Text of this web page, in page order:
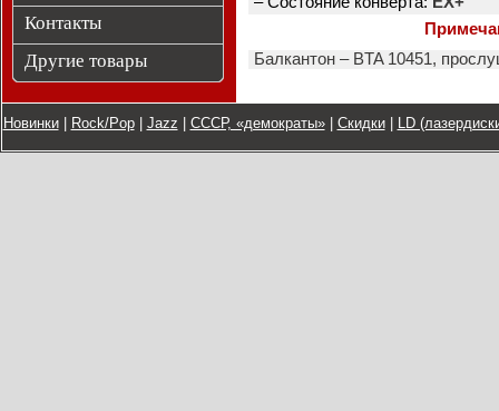
Контакты
Другие товары
Балкантон ‎– BTA 10451,
Новинки| Rock/Pop| Jazz СССР, «демократы»| Скидки| LD